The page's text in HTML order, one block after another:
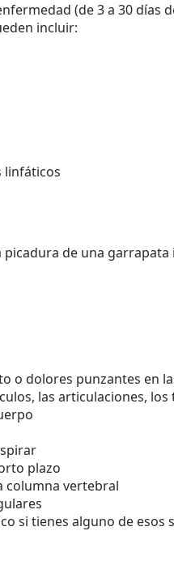
(de 3 a 30
incluir:
linfáticos
picadura de una
o dolores punzantes en
las articulaciones, los
plazo
columna vertebral
si tienes alguno de esos